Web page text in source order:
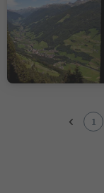
1